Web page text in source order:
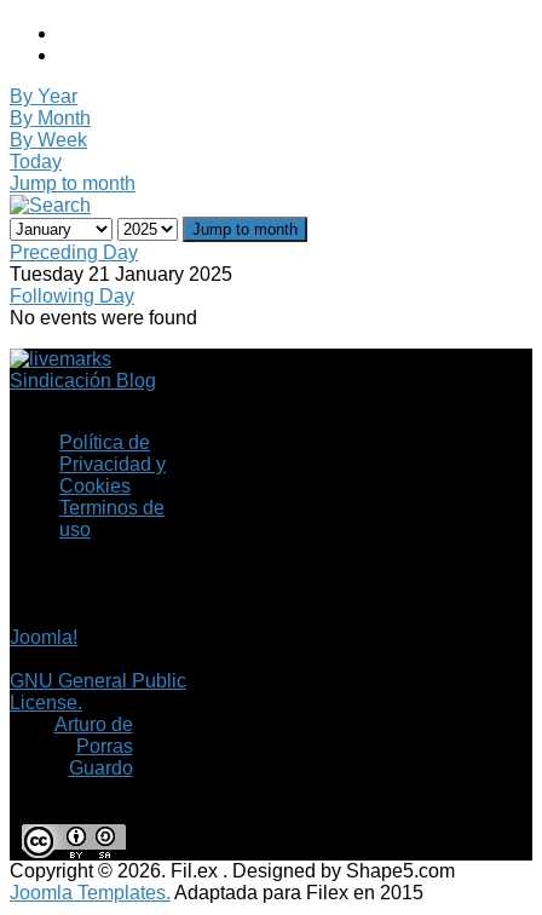
By Year
By Month
By Week
Today
Jump to month
Jump to month
Preceding Day
Tuesday 21 January 2025
Following Day
No events were found
Sindicación Blog
Política de
Privacidad y
Cookies
Terminos de
uso
Joomla!
GNU General Public
License.
Arturo de
Porras
Guardo
Copyright © 2026. Fil.ex . Designed by Shape5.com
Joomla Templates. Adaptada para Filex en 2015